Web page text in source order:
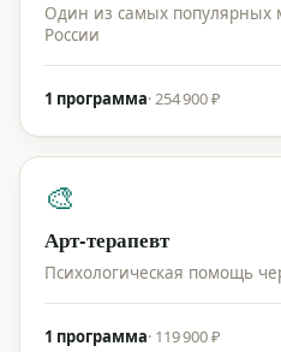
Один из самых популярных
России
1 программа· 254 900 ₽
🎨
Арт-терапевт
Психологическая помощь
1 программа· 119 900 ₽